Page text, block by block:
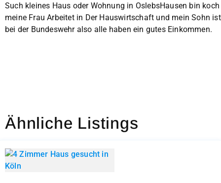
Such kleines Haus oder Wohnung in OslebsHausen bin koch
meine Frau Arbeitet in Der Hauswirtschaft und mein Sohn ist
bei der Bundeswehr also alle haben ein gutes Einkommen.
Ähnliche Listings